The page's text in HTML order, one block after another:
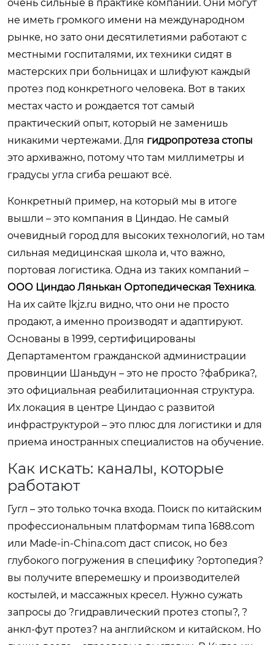
очень сильные в практике компании. Они могут
не иметь громкого имени на международном
рынке, но зато они десятилетиями работают с
местными госпиталями, их техники сидят в
мастерских при больницах и шлифуют каждый
протез под конкретного человека. Вот в таких
местах часто и рождается тот самый
практический опыт, который не заменишь
никакими чертежами. Для гидропротеза стопы
это архиважно, потому что там миллиметры и
градусы угла сгиба решают всё.
Конкретный пример, на который мы в итоге
вышли – это компания в Циндао. Не самый
очевидный город для высоких технологий, но там
сильная медицинская школа и, что важно,
портовая логистика. Одна из таких компаний –
ООО Циндао Лянькан Ортопедическая Техника.
На их сайте lkjz.ru видно, что они не просто
продают, а именно производят и адаптируют.
Основаны в 1999, сертифицированы
Департаментом гражданской администрации
провинции Шаньдун – это не просто ?фабрика?,
это официальная реабилитационная структура.
Их локация в центре Циндао с развитой
инфраструктурой – это плюс для логистики и для
приема иностранных специалистов на обучение.
Как искать: каналы, которые
работают
Гугл – это только точка входа. Поиск по китайским
профессиональным платформам типа 1688.com
или Made-in-China.com даст список, но без
глубокого погружения в специфику ?ортопедия?
вы получите вперемешку и производителей
костылей, и массажных кресел. Нужно сужать
запросы до ?гидравлический протез стопы?, ?
анкл-фут протез? на английском и китайском. Но